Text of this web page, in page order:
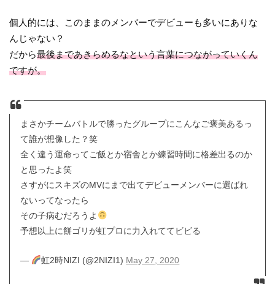
個人的には、このままのメンバーでデビューも多いにありな
んじゃない？
だから最後まであきらめるなという言葉につながっていくん
ですが。
まさかチームバトルで勝ったグループにこんなご褒美あるっ
て誰が想像した？笑
全く違う運命ってご飯とか宿舎とか練習時間に格差出るのか
と思ったよ笑
さすがにスキズのMVにまで出てデビューメンバーに選ばれ
ないってなったら
その子病むだろうよ
予想以上に餅ゴリが虹プロに力入れててビビる
— 虹2時NIZI (@2NIZI1) May 27, 2020